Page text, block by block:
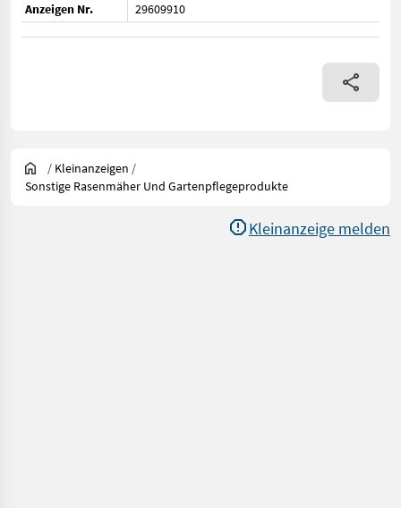
Anzeigen Nr.
29609910
/ Kleinanzeigen /
Sonstige Rasenmäher Und Gartenpflegeprodukte
Kleinanzeige melden